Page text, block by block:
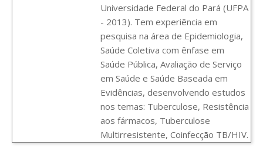
Universidade Federal do Pará (UFPA
- 2013). Tem experiência em
pesquisa na área de Epidemiologia,
Saúde Coletiva com ênfase em
Saúde Pública, Avaliação de Serviço
em Saúde e Saúde Baseada em
Evidências, desenvolvendo estudos
nos temas: Tuberculose, Resistência
aos fármacos, Tuberculose
Multirresistente, Coinfecção TB/HIV.